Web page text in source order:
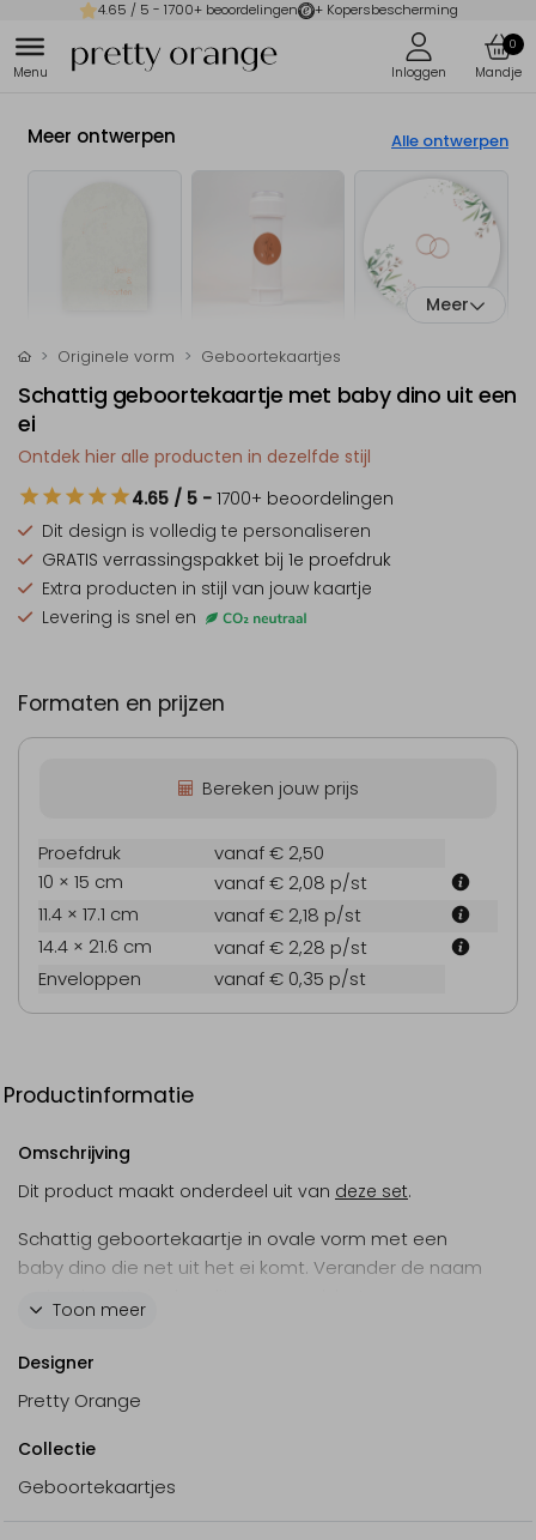
4.65 / 5 - 1700+ beoordelingen + Kopersbescherming
0
Meer ontwerpen Alle ontwerpen
Meer
Originele vorm Geboortekaartjes
Schattig geboortekaartje met baby dino uit een
ei
Ontdek hier alle producten in dezelfde stijl
4.65 / 5 - 1700+ beoordelingen
Dit design is volledig te personaliseren
GRATIS verrassingspakket bij 1e proefdruk
Extra producten in stijl van jouw kaartje
Levering is snel en
Formaten en prijzen
Bereken jouw prijs
Proefdruk
vanaf € 2,50
10 × 15 cm
vanaf € 2,08 p/st
11.4 × 17.1 cm
vanaf € 2,18 p/st
14.4 × 21.6 cm
vanaf € 2,28 p/st
Enveloppen
vanaf € 0,35 p/st
Productinformatie
Omschrijving
Dit product maakt onderdeel uit van deze set.
Schattig geboortekaartje in ovale vorm met een
baby dino die net uit het ei komt. Verander de naam
geboortekaartje compleet naar je eigen wensen.
Toon meer
Designer
Pretty Orange
Collectie
Geboortekaartjes